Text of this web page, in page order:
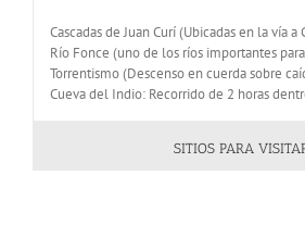
Cascadas de Juan Curí (Ubicadas en la vía a
Río Fonce (uno de los ríos importantes
Torrentismo (Descenso en cuerda sobre
Cueva del Indio: Recorrido de 2 horas
SITIOS PARA